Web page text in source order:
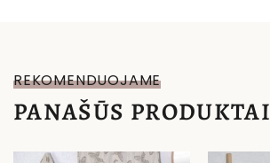
REKOMENDUOJAME
PANAŠŪS PRODUKTAI